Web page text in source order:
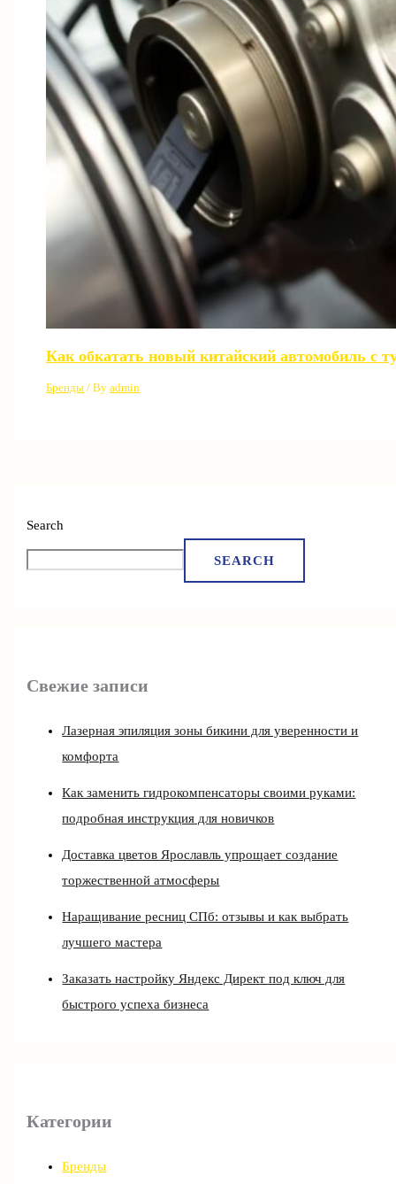
Search
SEARCH
Свежие записи
Лазерная эпиляция зоны бикини для уверенности и
комфорта
Как заменить гидрокомпенсаторы своими руками:
подробная инструкция для новичков
Доставка цветов Ярославль упрощает создание
торжественной атмосферы
Наращивание ресниц СПб: отзывы и как выбрать
лучшего мастера
Заказать настройку Яндекс Директ под ключ для
быстрого успеха бизнеса
Категории
Бренды
Как обкатать новый китайский автомобиль с
Бренды / Byadmin